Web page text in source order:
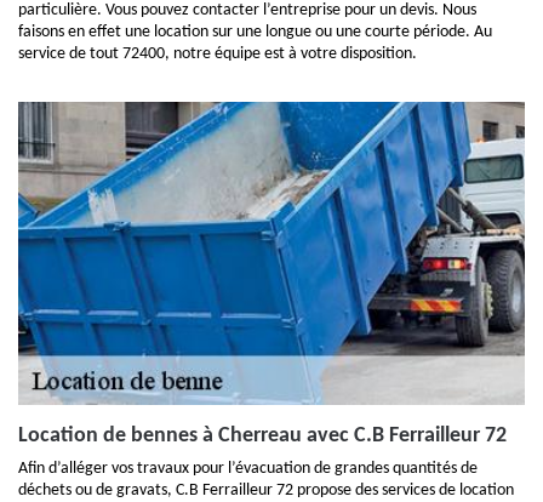
particulière. Vous pouvez contacter l’entreprise pour un devis. Nous
faisons en effet une location sur une longue ou une courte période. Au
service de tout 72400, notre équipe est à votre disposition.
Location de bennes à Cherreau avec C.B Ferrailleur 72
Afin d’alléger vos travaux pour l’évacuation de grandes quantités de
déchets ou de gravats, C.B Ferrailleur 72 propose des services de location